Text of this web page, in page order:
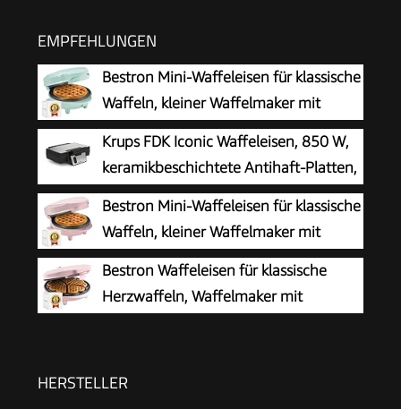
EMPFEHLUNGEN
Bestron Mini-Waffeleisen für klassische
Waffeln, kleiner Waffelmaker mit
Antihaftbeschichtung, für
Kindergeburtstage, Familienfeiern, Ostern oder
Weihnachten, Retro Design, 550 Watt, Farbe:
Mint único
Krups FDK Iconic Waffeleisen, 850 W,
keramikbeschichtete Antihaft-Platten,
ikonisches Design, vertikale
Aufbewahrung, benutzerfreundlich,
Schwarz/Edelstahl, FDK261
Bestron Mini-Waffeleisen für klassische
Waffeln, kleiner Waffelmaker mit
Antihaftbeschichtung, für
Kindergeburtstage, Familienfeiern, Ostern oder
Weihnachten, Retro Design, 550 Watt, Farbe:
Bestron Waffeleisen für klassische
Herzwaffeln, Waffelmaker mit
Rezeptvorschläge, 700 Watt, Farbe: Rosa
HERSTELLER